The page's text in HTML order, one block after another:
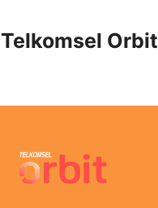
Telkomsel Orbit